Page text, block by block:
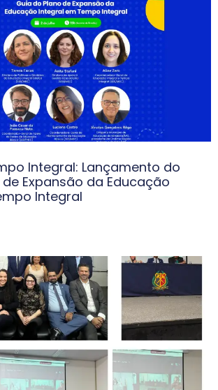
Integral: Lançamento do
Expansão da Educação
Integral